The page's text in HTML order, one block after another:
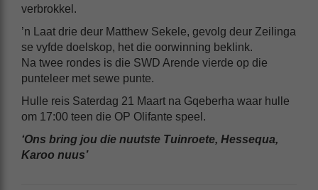
verbrokkel.
’n Laat drie deur Matthew Sekele, gevolg deur Zeilinga
se vyfde doelskop, het die oorwinning beklink.
Na twee rondes is die SWD Arende vierde op die
punteleer met sewe punte.
Hulle reis Saterdag 21 Maart na Gqeberha waar hulle
om 17:00 teen die OP Olifante speel.
‘Ons bring jou die nuutste Tuinroete, Hessequa,
Karoo nuus’